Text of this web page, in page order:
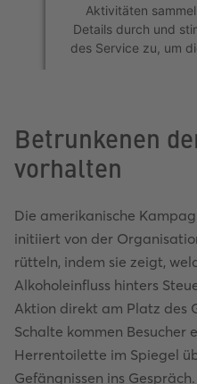
Aktivitäten
Details durch und
des Service zu, um
powered by
Aktivitäten
Details durch und
des Service zu, um
powered by
Betrunkenen
vorhalten
Die amerikanische
initiiert von der
rütteln, indem sie zeigt,
Alkoholeinfluss hinters
Aktion direkt am Platz des
Schalte kommen Besucher
Herrentoilette im Spiegel
Gefängnissen ins